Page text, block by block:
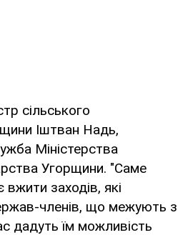
сільського
Іштван Надь,
Міністерства
Угорщини. "Саме
заходів, які
членів, що межують з
дадуть їм можливість